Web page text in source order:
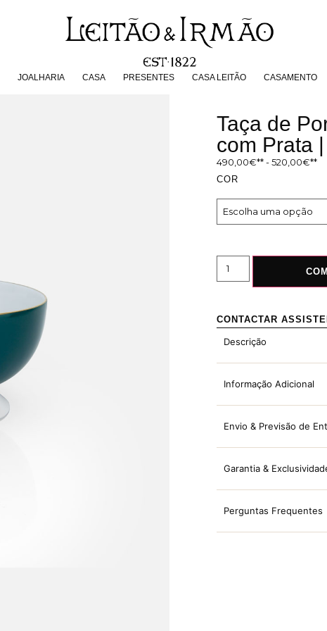
JOALHARIA CASA PRESENTES CASA LEITÃO CASAMENTO
PRESENTES CASA LEITÃO
Taça de
com Prata
490,00€ -520,00€
COR
CONTACTAR
Descrição
Informação Adicional
Envio & Previsão de
Garantia &
Perguntas Frequentes